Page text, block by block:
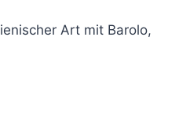
Art mit Barolo,